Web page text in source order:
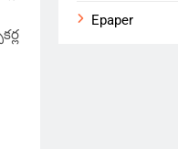
Epaper